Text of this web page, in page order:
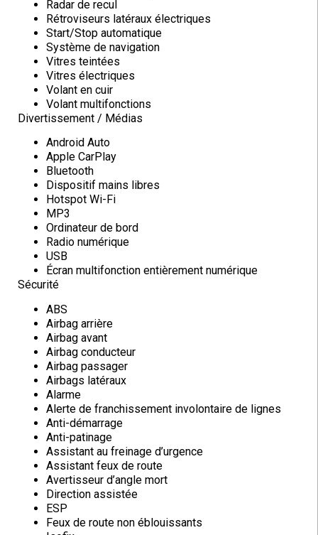
Radar de recul
Rétroviseurs latéraux électriques
Start/Stop automatique
Système de navigation
Vitres teintées
Vitres électriques
Volant en cuir
Volant multifonctions
Divertissement / Médias
Android Auto
Apple CarPlay
Bluetooth
Dispositif mains libres
Hotspot Wi-Fi
MP3
Ordinateur de bord
Radio numérique
USB
Écran multifonction entièrement numérique
Sécurité
ABS
Airbag arrière
Airbag avant
Airbag conducteur
Airbag passager
Airbags latéraux
Alarme
Alerte de franchissement involontaire de lignes
Anti-démarrage
Anti-patinage
Assistant au freinage d’urgence
Assistant feux de route
Avertisseur d’angle mort
Direction assistée
ESP
Feux de route non éblouissants